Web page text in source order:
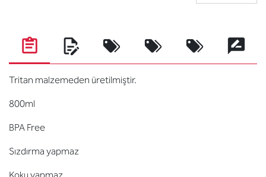
Tritan malzemeden üretilmiştir.
800ml
BPA Free
Sızdırma yapmaz
Koku yapmaz